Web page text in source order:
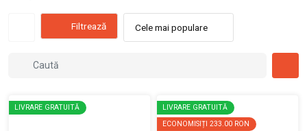
Filtrează Cele mai populare
LIVRARE GRATUITĂ
LIVRARE GRATUITĂ
ECONOMISIȚI 233.00 RON